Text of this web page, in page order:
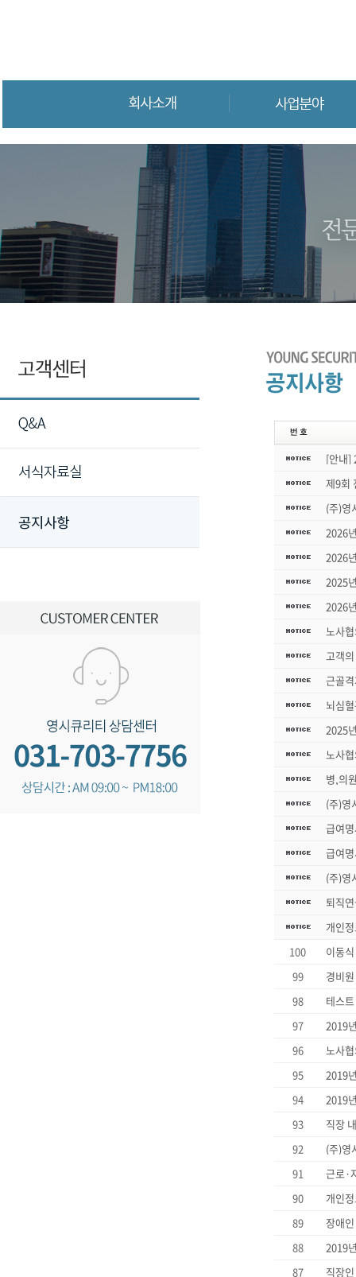
[안내]
제9회
(주)영
2026
2026
2025
2026
노사
고객
근골
뇌심
2025
노사
병,의
(주)영
급여
급여
(주)영
퇴직
개인
100
이동
99
경비
98
테스트
97
2019
96
노사
95
2019
94
2019
93
직장
92
(주)영
91
근로·
90
개인
89
장애
88
2019
87
직장